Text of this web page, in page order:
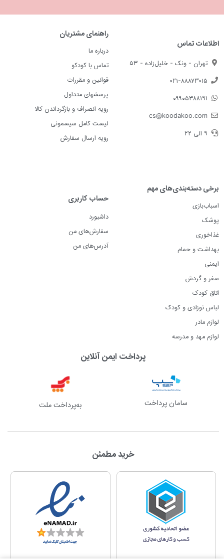
اطلاعات تماس
تهران - ونک - خلیل‌زاده - ۵۳
۰۲۱-۸۸۸۷۳۰۱۵
۰۹۹۰۵۳۸۸۱۹۱
cs@koodakoo.com
۹ الی ۲۲
راهنمای مشتریان
درباره ما
تماس با کودکو
قوانین و مقررات
پرسشهای متداول
رویه انصراف و بازگرداندن کالا
لیست کامل سیسمونی
رویه ارسال سفارش
برخی دسته‌بندی‌های مهم
اسباب‌بازی
پوشک
غذاخوری
بهداشت و حمام
ایمنی
سفر و گردش
اتاق کودک
لباس نوزادی و کودک
لوازم مادر
لوازم مهد و مدرسه
حساب کاربری
داشبورد
سفارش‌های من
آدرس‌های من
پرداخت ایمن آنلاین
سامان پرداخت به‌پرداخت ملت
خرید مطمئن